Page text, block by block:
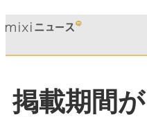
掲載期間が